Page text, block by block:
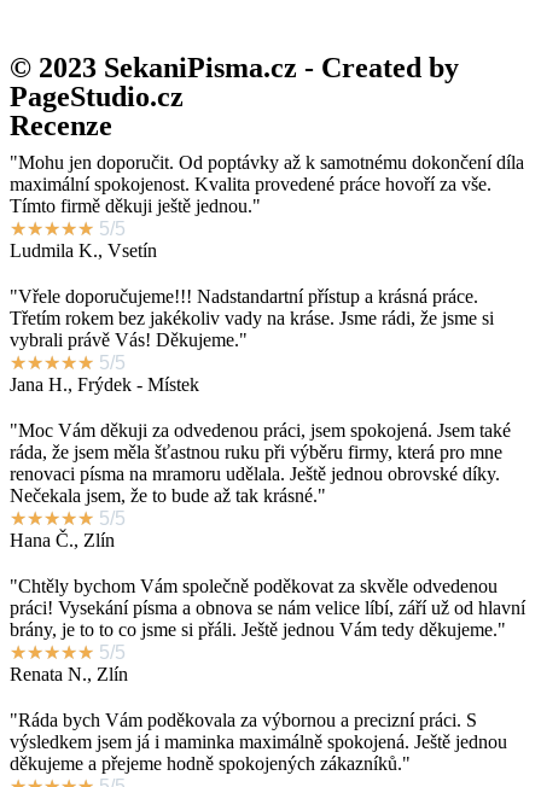
© 2023 SekaniPisma.cz - Created by
PageStudio.cz
Recenze
"Mohu jen doporučit. Od poptávky až k samotnému dokončení díla
maximální spokojenost. Kvalita provedené práce hovoří za vše.
Tímto firmě děkuji ještě jednou."
★★★★★ 5/5
Ludmila K., Vsetín
"Vřele doporučujeme!!! Nadstandartní přístup a krásná práce.
Třetím rokem bez jakékoliv vady na kráse. Jsme rádi, že jsme si
vybrali právě Vás! Děkujeme."
★★★★★ 5/5
Jana H., Frýdek - Místek
"Moc Vám děkuji za odvedenou práci, jsem spokojená. Jsem také
ráda, že jsem měla šťastnou ruku při výběru firmy, která pro mne
renovaci písma na mramoru udělala. Ještě jednou obrovské díky.
Nečekala jsem, že to bude až tak krásné."
★★★★★ 5/5
Hana Č., Zlín
"Chtěly bychom Vám společně poděkovat za skvěle odvedenou
práci! Vysekání písma a obnova se nám velice líbí, září už od hlavní
brány, je to to co jsme si přáli. Ještě jednou Vám tedy děkujeme."
★★★★★ 5/5
Renata N., Zlín
"Ráda bych Vám poděkovala za výbornou a precizní práci. S
výsledkem jsem já i maminka maximálně spokojená. Ještě jednou
děkujeme a přejeme hodně spokojených zákazníků."